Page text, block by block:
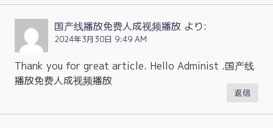
国产线播放免费人成视频播放 より:
2024年3月30日 9:49 AM
Thank you for great article. Hello Administ .国产线
播放免费人成视频播放
返信